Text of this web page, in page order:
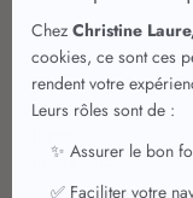
Vêtements pour
Vêtements de
Robes
Jupes chic